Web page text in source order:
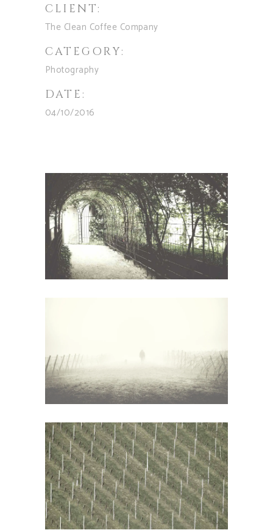
CLIENT:
The Clean Coffee Company
CATEGORY:
Photography
DATE:
04/10/2016